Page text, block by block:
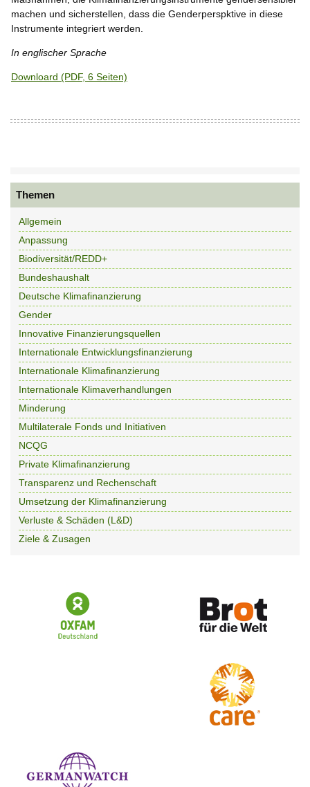
machen und sicherstellen, dass die Genderperspktive in diese
Instrumente integriert werden.
In englischer Sprache
Downloard (PDF, 6 Seiten)
Themen
Allgemein
Anpassung
Biodiversität/REDD+
Bundeshaushalt
Deutsche Klimafinanzierung
Gender
Innovative Finanzierungsquellen
Internationale Entwicklungsfinanzierung
Internationale Klimafinanzierung
Internationale Klimaverhandlungen
Minderung
Multilaterale Fonds und Initiativen
NCQG
Private Klimafinanzierung
Transparenz und Rechenschaft
Umsetzung der Klimafinanzierung
Verluste & Schäden (L&D)
Ziele & Zusagen